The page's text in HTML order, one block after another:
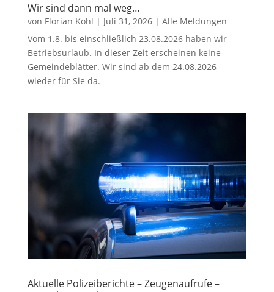
Wir sind dann mal weg…
von Florian Kohl | Juli 31, 2026| Alle Meldungen
Vom 1.8. bis einschließlich 23.08.2026 haben wir
Betriebsurlaub. In dieser Zeit erscheinen keine
Gemeindeblätter. Wir sind ab dem 24.08.2026
wieder für Sie da.
Aktuelle Polizeiberichte – Zeugenaufrufe –